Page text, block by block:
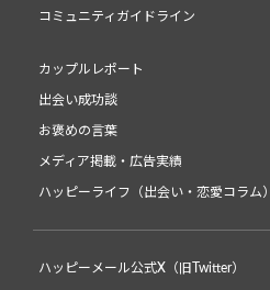
コミュニティガイドライン
カップルレポート
出会い成功談
お褒めの言葉
メディア掲載・広告実績
ハッピーライフ（出会い・恋愛コラム）
ハッピーメール公式X（旧Twitter）